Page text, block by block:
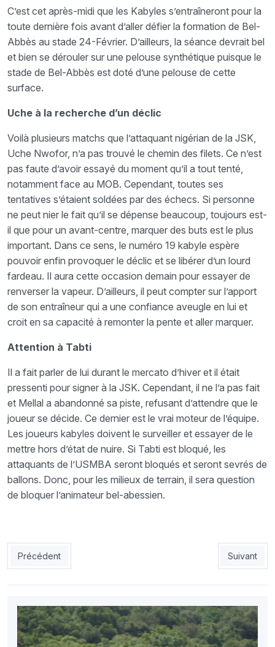
C’est cet après-midi que les Kabyles s’entraîneront pour la
toute dernière fois avant d’aller défier la formation de Bel-
Abbès au stade 24-Février. D’ailleurs, la séance devrait bel
et bien se dérouler sur une pelouse synthétique puisque le
stade de Bel-Abbès est doté d’une pelouse de cette
surface.
Uche à la recherche d’un déclic
Voilà plusieurs matchs que l’attaquant nigérian de la JSK,
Uche Nwofor, n’a pas trouvé le chemin des filets. Ce n’est
pas faute d’avoir essayé du moment qu’il a tout tenté,
notamment face au MOB. Cependant, toutes ses
tentatives s’étaient soldées par des échecs. Si personne
ne peut nier le fait qu’il se dépense beaucoup, toujours est-
il que pour un avant-centre, marquer des buts est le plus
important. Dans ce sens, le numéro 19 kabyle espère
pouvoir enfin provoquer le déclic et se libérer d’un lourd
fardeau. Il aura cette occasion demain pour essayer de
renverser la vapeur. D’ailleurs, il peut compter sur l’apport
de son entraîneur qui a une confiance aveugle en lui et
croit en sa capacité à remonter la pente et aller marquer.
Attention à Tabti
Il a fait parler de lui durant le mercato d’hiver et il était
pressenti pour signer à la JSK. Cependant, il ne l’a pas fait
et Mellal a abandonné sa piste, refusant d’attendre que le
joueur se décide. Ce dernier est le vrai moteur de l’équipe.
Les joueurs kabyles doivent le surveiller et essayer de le
mettre hors d’état de nuire. Si Tabti est bloqué, les
attaquants de l’USMBA seront bloqués et seront sevrés de
ballons. Donc, pour les milieux de terrain, il sera question
de bloquer l’animateur bel-abessien.
Article précédent : PAC 1-ESS 0 : Précieuse victoire du PAC
Précédent Article
Suivant